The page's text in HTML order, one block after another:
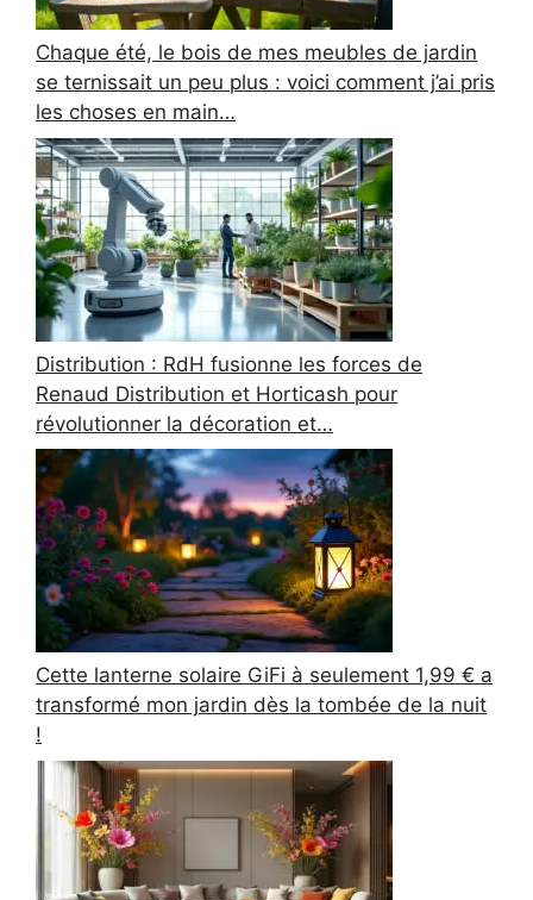
Chaque été, le bois de mes meubles de jardin
se ternissait un peu plus : voici comment j’ai pris
les choses en main…
Distribution : RdH fusionne les forces de
Renaud Distribution et Horticash pour
révolutionner la décoration et…
Cette lanterne solaire GiFi à seulement 1,99 € a
transformé mon jardin dès la tombée de la nuit
!